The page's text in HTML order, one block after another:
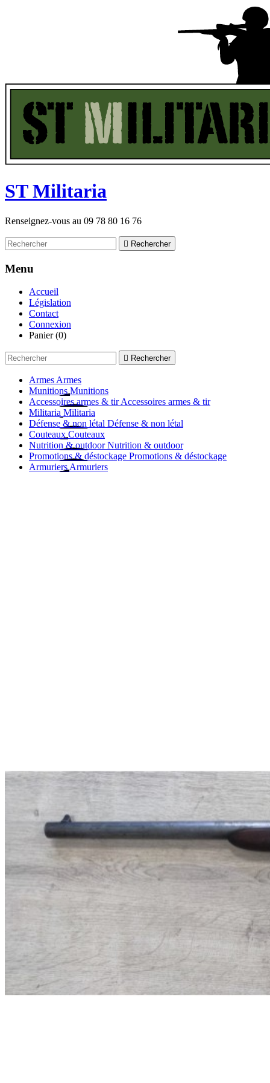
STMilitaria
Renseignez-vous au 09 78 80 16 76
 Rechercher
Menu
Accueil
Législation
Contact
Connexion
Panier (0)
 Rechercher
Armes Armes
Munitions Munitions
Accessoires armes & tir Accessoires armes & tir
Militaria Militaria
Défense & non létal Défense & non létal
Couteaux Couteaux
Nutrition & outdoor Nutrition & outdoor
Promotions & déstockage Promotions & déstockage
Armuriers Armuriers